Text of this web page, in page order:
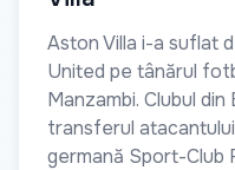
Aston Villa i-a suflat
United pe tânărul
Manzambi. Clubul
transferul
germană Sport-Club